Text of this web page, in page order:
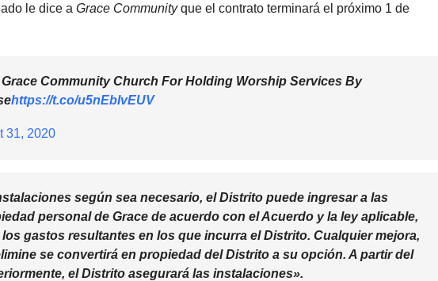
le dice a Grace Communityque el contrato terminará el próximo 1 de
Community Church For Holding Worship Services By
https://t.co/u5nEbIvEUV
31, 2020
según sea necesario, el Distrito puede ingresar a las
personal de Grace de acuerdo con el Acuerdo y la ley aplicable,
gastos resultantes en los que incurra el Distrito. Cualquier mejora,
se convertirá en propiedad del Distrito a su opción. A partir del
el Distrito asegurará las instalaciones».